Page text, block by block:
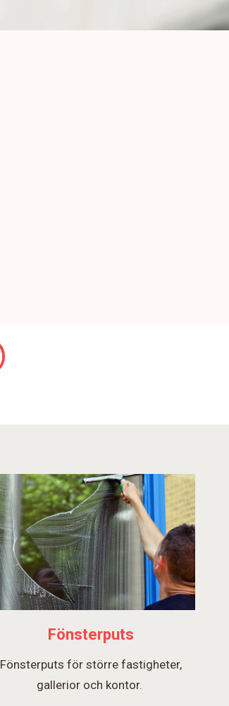
Fönsterputs
Fönsterputs för större fastigheter,
gallerior och kontor.